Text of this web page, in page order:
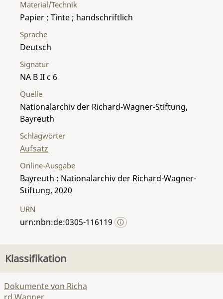
Material/Technik
Papier ; Tinte ; handschriftlich
Sprache
Deutsch
Signatur
NA B II c 6
Quelle
Nationalarchiv der Richard-Wagner-Stiftung,
Bayreuth
Schlagwörter
Aufsatz
Online-Ausgabe
Bayreuth : Nationalarchiv der Richard-Wagner-
Stiftung, 2020
URN
urn:nbn:de:0305-116119
Klassifikation
Dokumente von Richa